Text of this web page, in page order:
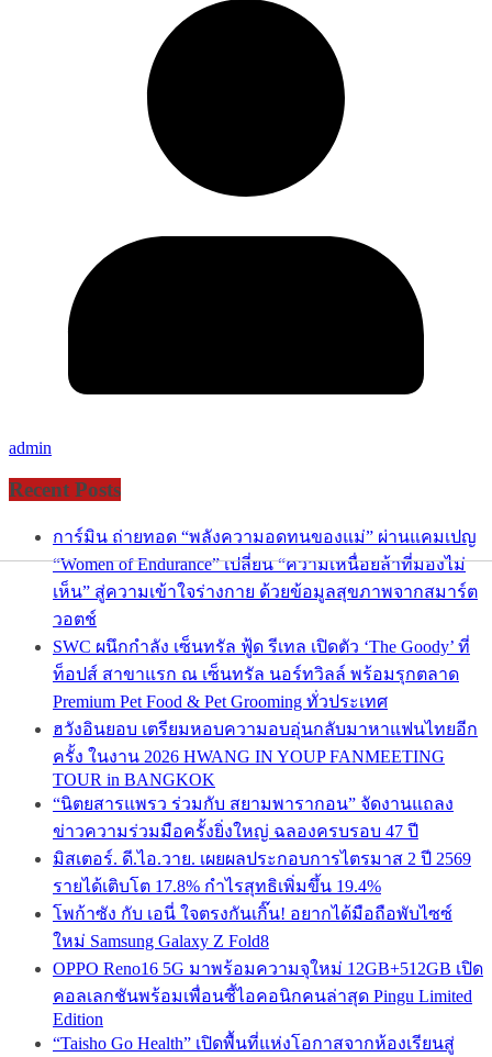
admin
Recent Posts
การ์มิน ถ่ายทอด “พลังความอดทนของแม่” ผ่านแคมเปญ
“Women of Endurance” เปลี่ยน “ความเหนื่อยล้าที่มองไม่
เห็น” สู่ความเข้าใจร่างกาย ด้วยข้อมูลสุขภาพจากสมาร์ต
วอตช์
SWC ผนึกกำลัง เซ็นทรัล ฟู้ด รีเทล เปิดตัว ‘The Goody’ ที่
ท็อปส์ สาขาแรก ณ เซ็นทรัล นอร์ทวิลล์ พร้อมรุกตลาด
Premium Pet Food & Pet Grooming ทั่วประเทศ
ฮวังอินยอบ เตรียมหอบความอบอุ่นกลับมาหาแฟนไทยอีก
ครั้ง ในงาน 2026 HWANG IN YOUP FANMEETING
TOUR in BANGKOK
“นิตยสารแพรว ร่วมกับ สยามพารากอน” จัดงานแถลง
ข่าวความร่วมมือครั้งยิ่งใหญ่ ฉลองครบรอบ 47 ปี
มิสเตอร์. ดี.ไอ.วาย. เผยผลประกอบการไตรมาส 2 ปี 2569
รายได้เติบโต 17.8% กำไรสุทธิเพิ่มขึ้น 19.4%
โพก้าซัง กับ เอนี่ ใจตรงกันเกิ๊น! อยากได้มือถือพับไซซ์
ใหม่ Samsung Galaxy Z Fold8
OPPO Reno16 5G มาพร้อมความจุใหม่ 12GB+512GB เปิด
คอลเลกชันพร้อมเพื่อนซี้ไอคอนิกคนล่าสุด Pingu Limited
Edition
“Taisho Go Health” เปิดพื้นที่แห่งโอกาสจากห้องเรียนสู่